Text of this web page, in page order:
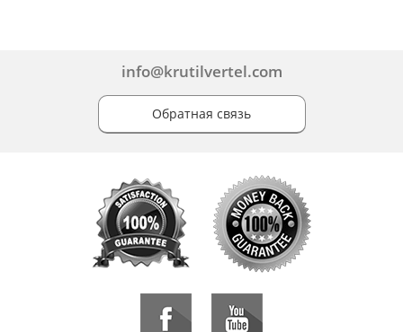
info@krutilvertel.com
Обратная связь